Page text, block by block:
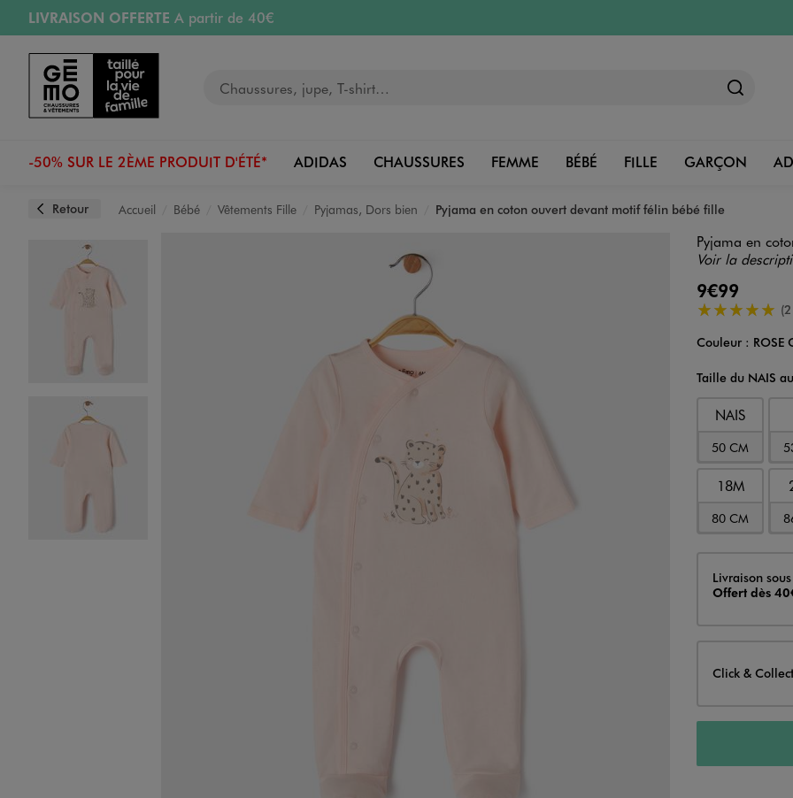
Aller au contenu principal
Aller à la navigation
LIVRAISON OFFERTE A partir de 40€
RETRAIT ET LIVRAISON OFFERTE
RÉSERVATION GRATUITE
4h en magasin
Retours OFFERTSpendant 30 jours
-50% SUR LE 2ÈME PRODUIT D'ÉTÉ* ADIDAS CHAUSSURES FEMME BÉBÉ FILLE GARÇON
Retour Accueil Bébé Vêtements Fille Pyjamas, Dors bien Pyjama en coton ouvert devant motif félin bébé fille
Pyjama en
Voir la
9€99
5/5 de
Couleur
Couleur : ROSE
Taille du NAIS
NAIS
50 CM
18M
80 CM
Livraison
Livraison
Offert dès
Click &